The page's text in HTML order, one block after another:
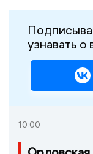
узнавать о
10:00